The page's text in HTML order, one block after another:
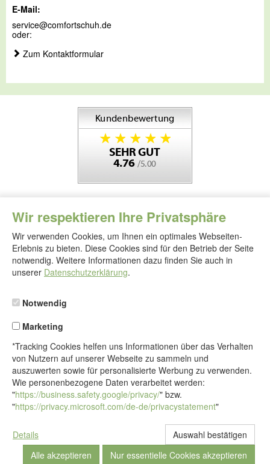
Wir respektieren Ihre Privatsphäre
Wir verwenden Cookies, um Ihnen ein optimales Webseiten-
Erlebnis zu bieten. Diese Cookies sind für den Betrieb der Seite
notwendig. Weitere Informationen dazu finden Sie auch in
unserer Datenschutzerklärung.
Notwendig
Marketing
*Tracking Cookies helfen uns Informationen über das Verhalten
von Nutzern auf unserer Webseite zu sammeln und
auszuwerten sowie für personalisierte Werbung zu verwenden.
Wie personenbezogene Daten verarbeitet werden:
"https://business.safety.google/privacy/" bzw.
"https://privacy.microsoft.com/de-de/privacystatement"
Details
E-Mail:
service@comfortschuh.de
oder:
Zum Kontaktformular
Folgen
© Alle Rechte vorbehalten - Comfortschuh GmbH